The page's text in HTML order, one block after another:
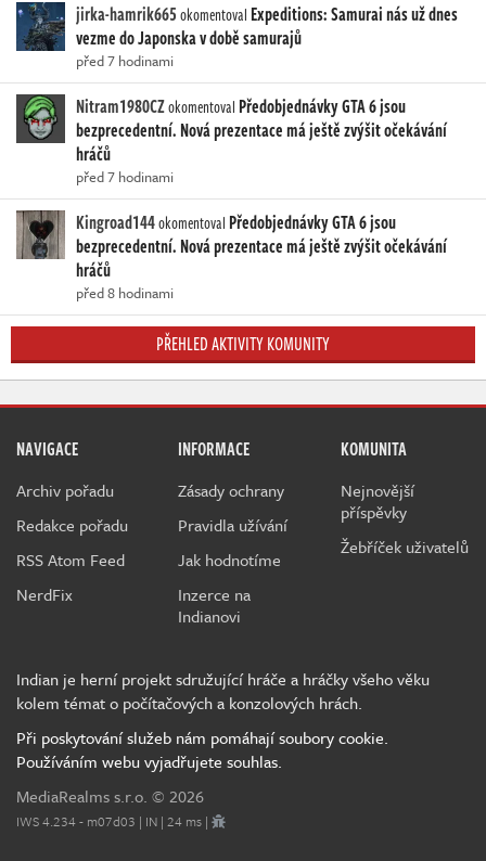
jirka-hamrik665okomentoval Expeditions: Samurai nás už dnes
vezme do Japonska v době samurajů
před 7 hodinami
Nitram1980CZokomentoval Předobjednávky GTA 6 jsou
bezprecedentní. Nová prezentace má ještě zvýšit očekávání
hráčů
před 7 hodinami
Kingroad144okomentoval Předobjednávky GTA 6 jsou
bezprecedentní. Nová prezentace má ještě zvýšit očekávání
hráčů
před 8 hodinami
PŘEHLED AKTIVITY KOMUNITY
NAVIGACE
Archiv pořadu
Redakce pořadu
RSS Atom Feed
NerdFix
INFORMACE
Zásady ochrany
Pravidla užívání
Jak hodnotíme
Inzerce na
Indianovi
KOMUNITA
Nejnovější
příspěvky
Žebříček uživatelů
Indian je herní projekt sdružující hráče a hráčky všeho věku
kolem témat o počítačových a konzolových hrách.
Při poskytování služeb nám pomáhají soubory cookie.
Používáním webu vyjadřujete souhlas.
MediaRealms s.r.o. © 2026
IWS 4.234 - m07d03 | IN | 24 ms |